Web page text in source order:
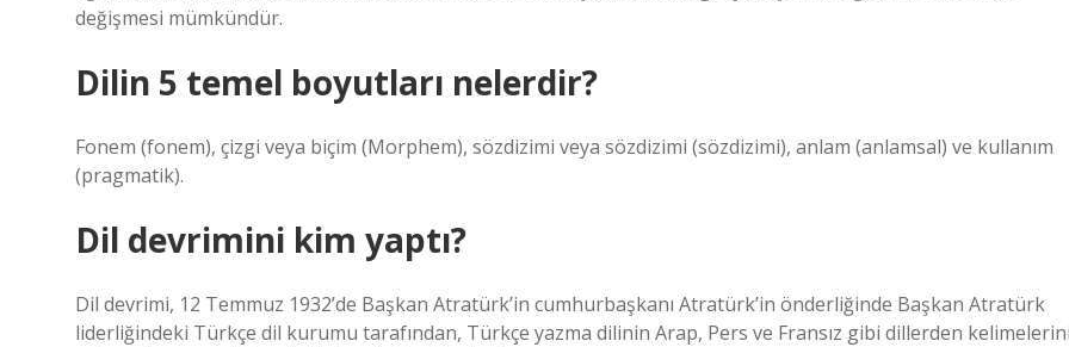
değişmesi mümkündür.
Dilin 5 temel boyutları nelerdir?
Fonem (fonem), çizgi veya biçim (Morphem), sözdizimi veya sözdizimi (sözdizimi), anlam (anlamsal) ve kullanım
(pragmatik).
Dil devrimini kim yaptı?
Dil devrimi, 12 Temmuz 1932’de Başkan Atratürk’in cumhurbaşkanı Atratürk’in önderliğinde Başkan Atratürk
liderliğindeki Türkçe dil kurumu tarafından, Türkçe yazma dilinin Arap, Pers ve Fransız gibi dillerden